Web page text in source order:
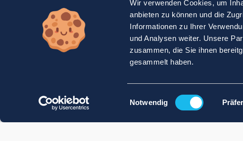
Wir verwenden Cookies, um
anbieten zu können und die
Informationen zu Ihrer
und Analysen weiter. Unsere
zusammen, die Sie ihnen
gesammelt haben.
Einwilligungsauswahl
Notwendig